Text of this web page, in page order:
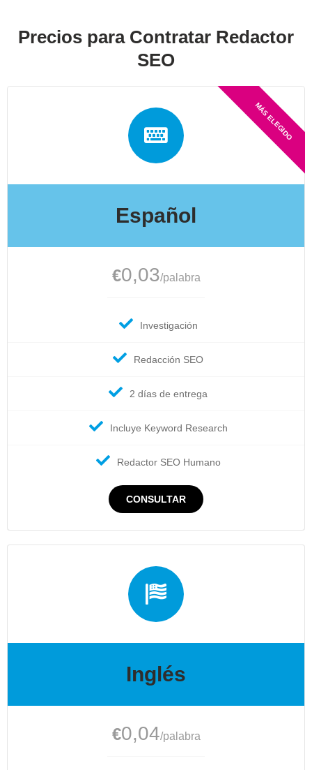
Precios para Contratar Redactor
SEO​
Español
€0,03/palabra
Investigación
Redacción SEO
2 días de entrega
Incluye Keyword Research
Redactor SEO Humano
CONSULTAR
Inglés
€0,04/palabra